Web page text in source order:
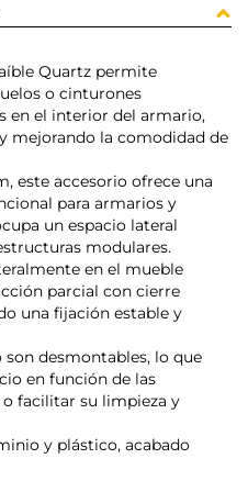
Quartz permite
o cinturones
en el interior del armario,
mejorando la comodidad de
este accesorio ofrece una
para armarios y
un espacio lateral
modulares.
en el mueble
parcial con cierre
una fijación estable y
desmontables, lo que
en función de las
o facilitar su limpieza y
y plástico, acabado